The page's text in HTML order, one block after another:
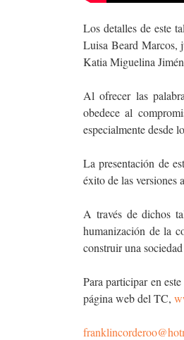
Los detalles de este
Luisa Beard Marcos,
Katia Miguelina
Al ofrecer las
obedece al
especialmente desde
La presentación de
éxito de las versiones
A través de dichos
humanización de la
construir una
Para participar en
página web del TC,